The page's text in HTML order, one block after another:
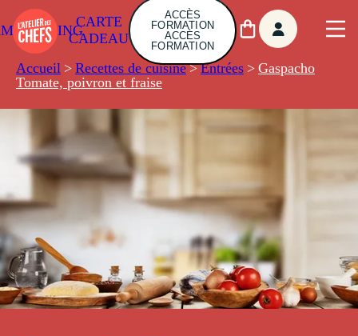
CARTE
CADEAU
ACCÈS
FORMATION
ACCÈS
FORMATION
Accueil > Recettes de cuisine > Entrées > Gaspacho
Tomate, poivron et fraise